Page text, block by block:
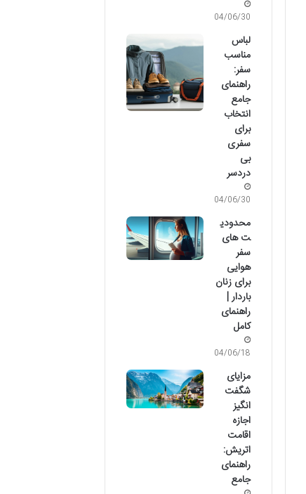
04/06/30
لباس
مناسب
سفر:
راهنمای
جامع
انتخاب
برای
سفری
بی
دردسر
04/06/30
محدودی
ت های
سفر
هوایی
برای زنان
باردار |
راهنمای
کامل
04/06/18
مزایای
شگفت
انگیز
اجازه
اقامت
اتریش:
راهنمای
جامع